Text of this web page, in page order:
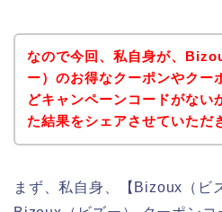
なので今回、私自身が、
ー）のお得なクーポンやクー
どキャンペーンコードがない
た結果をシェアさせていただ
まず、私自身、【Bizoux（ビ